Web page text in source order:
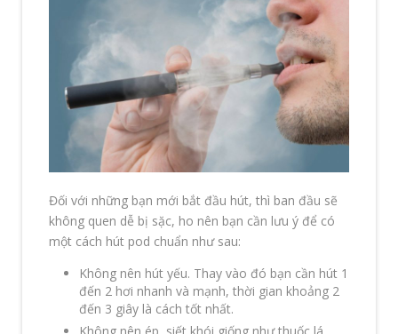
Đối với những bạn mới bắt đầu hút, thì ban đầu sẽ
không quen dễ bị sặc, ho nên bạn cần lưu ý để có
một cách hút pod chuẩn như sau:
Không nên hút yếu. Thay vào đó bạn cần hút 1
đến 2 hơi nhanh và mạnh, thời gian khoảng 2
đến 3 giây là cách tốt nhất.